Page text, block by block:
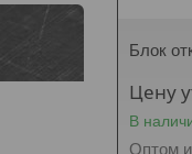
Блок
Цену
В
Оптом